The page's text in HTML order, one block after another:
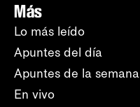
Más
Lo más leído
Apuntes del día
Apuntes de la semana
En vivo